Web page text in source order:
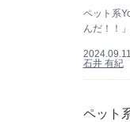
ペット系
んだ！！
2024.09.11
石井 有紀
ペット